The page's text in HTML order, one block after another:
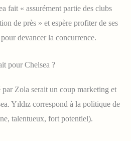
fait « assurément partie des clubs
de près » et espère profiter de ses
devancer la concurrence.
pour Chelsea ?
Zola serait un coup marketing et
Yıldız correspond à la politique de
talentueux, fort potentiel).